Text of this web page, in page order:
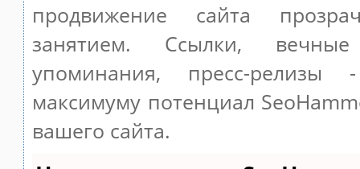
продвижение сайта
занятием. Ссылки,
упоминания, пресс-релизы
максимуму потенциал
вашего сайта.